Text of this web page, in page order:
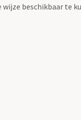
beschikbaar te